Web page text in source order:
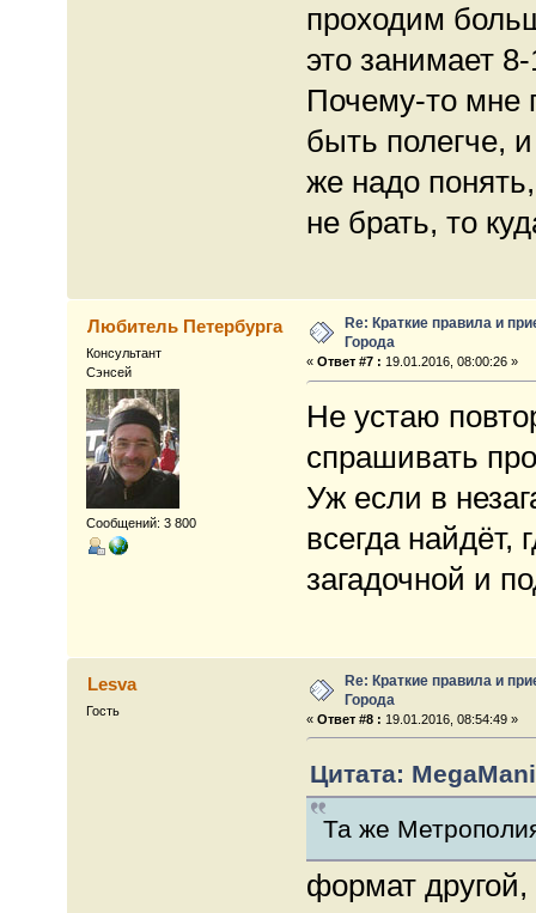
проходим
это занимает
Почему-то мне
быть полегче,
же надо
не брать, то
Любитель Петербурга
Консультант
Сэнсей
Сообщений: 3 800
Re: Краткие правила и
Города
« Ответ #7 : 19.01.2016, 08:00:26 »
Не устаю
спрашивать
Уж если в
всегда найдёт,
загадочной и
Lesva
Гость
Re: Краткие правила и
Города
« Ответ #8 : 19.01.2016, 08:54:49 »
Цитата:
Та же
формат другой,